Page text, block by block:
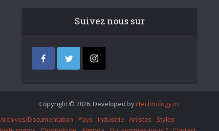
Suivez nous sur
Copyright © 2026. Developed by iItechnology.in.
Archives/Documentation
Pays Industrie Artistes
Styles